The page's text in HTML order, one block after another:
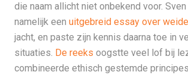
die naam allicht niet onbekend voor.
namelijk een uitgebreid essay over
jacht, en paste zijn kennis daarna toe in
situaties. De reeks oogstte veel lof bij
combineerde ethisch gestemde